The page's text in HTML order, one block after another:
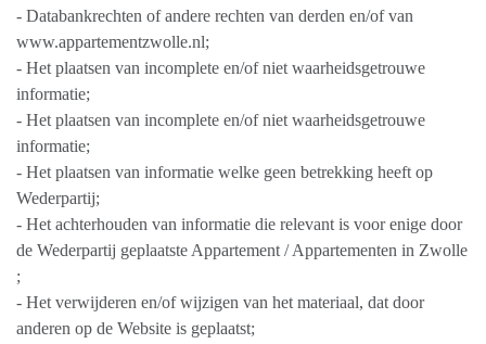
- Databankrechten of andere rechten van derden en/of van
www.appartementzwolle.nl;
- Het plaatsen van incomplete en/of niet waarheidsgetrouwe
informatie;
- Het plaatsen van incomplete en/of niet waarheidsgetrouwe
informatie;
- Het plaatsen van informatie welke geen betrekking heeft op
Wederpartij;
- Het achterhouden van informatie die relevant is voor enige door
de Wederpartij geplaatste Appartement / Appartementen in Zwolle
;
- Het verwijderen en/of wijzigen van het materiaal, dat door
anderen op de Website is geplaatst;